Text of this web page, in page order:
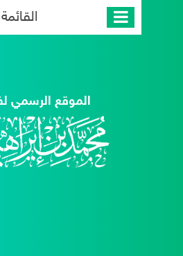
القائمة
الموقع الرسمي